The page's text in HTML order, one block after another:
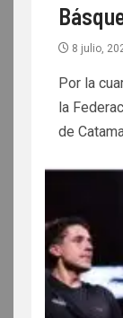
8 julio,
Por la
la
de